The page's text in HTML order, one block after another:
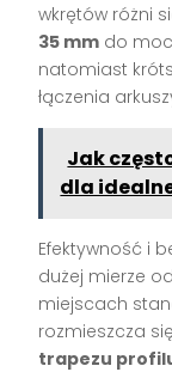
wkrętów różni
35 mm do
natomiast
łączenia
Jak
dla
Efektywność i
dużej mierze
miejscach
rozmieszcza
trapezu